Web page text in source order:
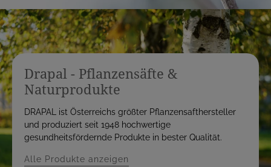
Drapal - Pflanzensäfte &
Naturprodukte
DRAPAL ist Österreichs größter Pflanzensafthersteller
und produziert seit 1948 hochwertige
gesundheitsfördernde Produkte in bester Qualität.
Alle Produkte anzeigen